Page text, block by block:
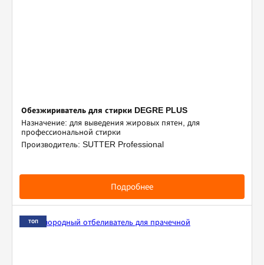
Обезжириватель для стирки DEGRE PLUS
Назначение: для выведения жировых пятен, для
профессиональной стирки
Производитель: SUTTER Professional
Подробнее
ТОП